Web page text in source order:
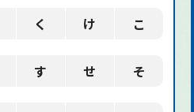
く け こ
す せ そ